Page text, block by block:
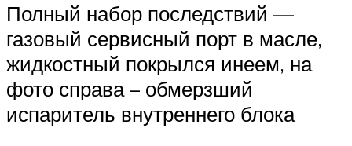
Полный набор последствий —
газовый сервисный порт в масле,
жидкостный покрылся инеем, на
фото справа – обмерзший
испаритель внутреннего блока